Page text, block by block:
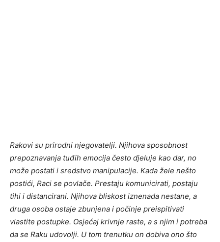
Rakovi su prirodni njegovatelji. Njihova sposobnost
prepoznavanja tuđih emocija često djeluje kao dar, no
može postati i sredstvo manipulacije. Kada žele nešto
postići, Raci se povlače. Prestaju komunicirati, postaju
tihi i distancirani. Njihova bliskost iznenada nestane, a
druga osoba ostaje zbunjena i počinje preispitivati
vlastite postupke. Osjećaj krivnje raste, a s njim i potreba
da se Raku udovolji. U tom trenutku on dobiva ono što